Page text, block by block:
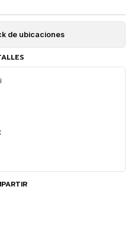
de ubicaciones